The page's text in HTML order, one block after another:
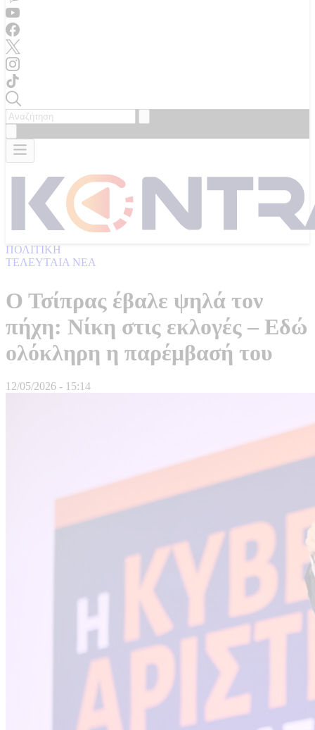
ΠΟΛΙΤΙΚΗ
ΤΕΛΕΥΤΑΙΑ ΝΕΑ
Ο Τσίπρας έβαλε ψηλά τον
πήχη: Nίκη στις εκλογές – Εδώ
ολόκληρη η παρέμβασή του
12/05/2026 - 15:14